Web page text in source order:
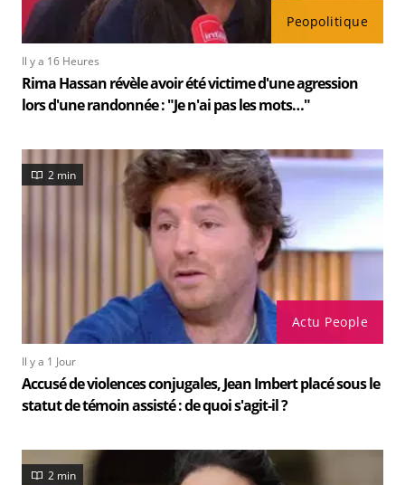
Peopolitique
Il y a 16 Heures
Rima Hassan révèle avoir été victime d'une agression
lors d'une randonnée : "Je n'ai pas les mots…"
Actu People
2 min
Il y a 1 Jour
Accusé de violences conjugales, Jean Imbert placé sous le
statut de témoin assisté : de quoi s'agit-il ?
2 min